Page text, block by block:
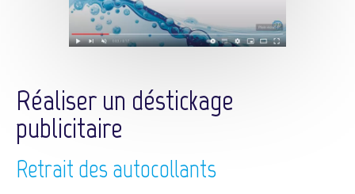
Réaliser un déstickage
publicitaire
Retrait des autocollants